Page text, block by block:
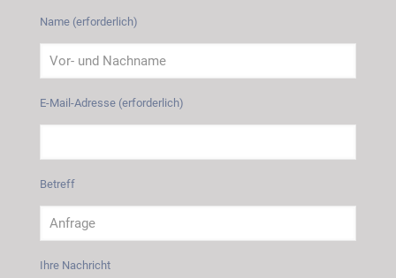
Name (erforderlich)
E-Mail-Adresse (erforderlich)
Betreff
Ihre Nachricht